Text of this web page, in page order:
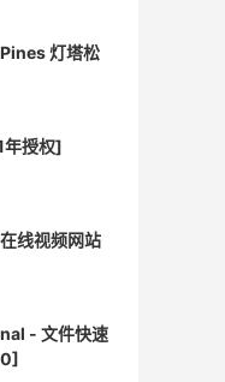
灯塔松
授权]
线视频网站
- 文件快速